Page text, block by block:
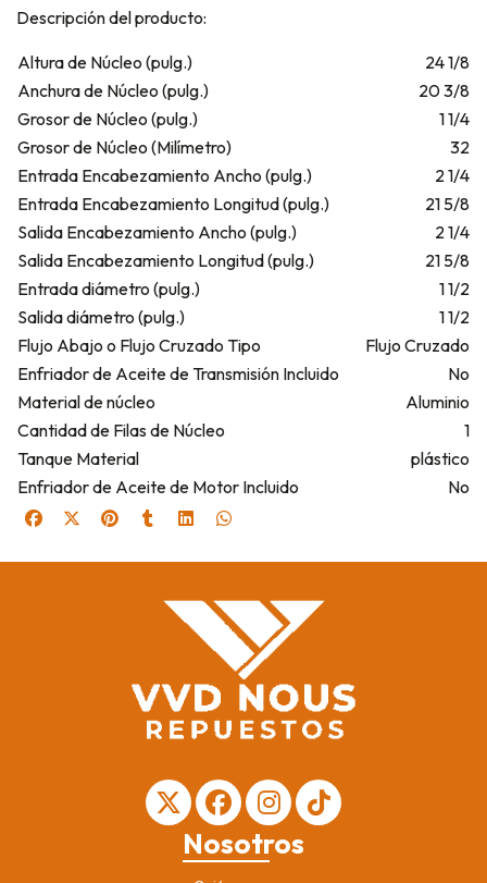
Descripción del producto:
Altura de Núcleo (pulg.)
24 1/8
Anchura de Núcleo (pulg.)
20 3/8
Grosor de Núcleo (pulg.)
1 1/4
Grosor de Núcleo (Milímetro)
32
Entrada Encabezamiento Ancho (pulg.)
2 1/4
Entrada Encabezamiento Longitud (pulg.)
21 5/8
Salida Encabezamiento Ancho (pulg.)
2 1/4
Salida Encabezamiento Longitud (pulg.)
21 5/8
Entrada diámetro (pulg.)
1 1/2
Salida diámetro (pulg.)
1 1/2
Flujo Abajo o Flujo Cruzado Tipo
Flujo Cruzado
Enfriador de Aceite de Transmisión Incluido
No
Material de núcleo
Aluminio
Cantidad de Filas de Núcleo
1
Tanque Material
plástico
Enfriador de Aceite de Motor Incluido
No
Nosotros